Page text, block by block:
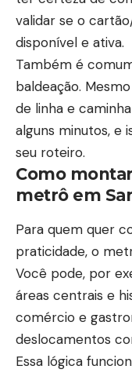
validar se o
disponível e ativa.
Também é
baldeação.
de linha e
alguns minutos, e
seu roteiro.
Como
metrô em
Para quem quer
praticidade, o
Você pode, por
áreas centrais e
comércio e
deslocamentos
Essa lógica